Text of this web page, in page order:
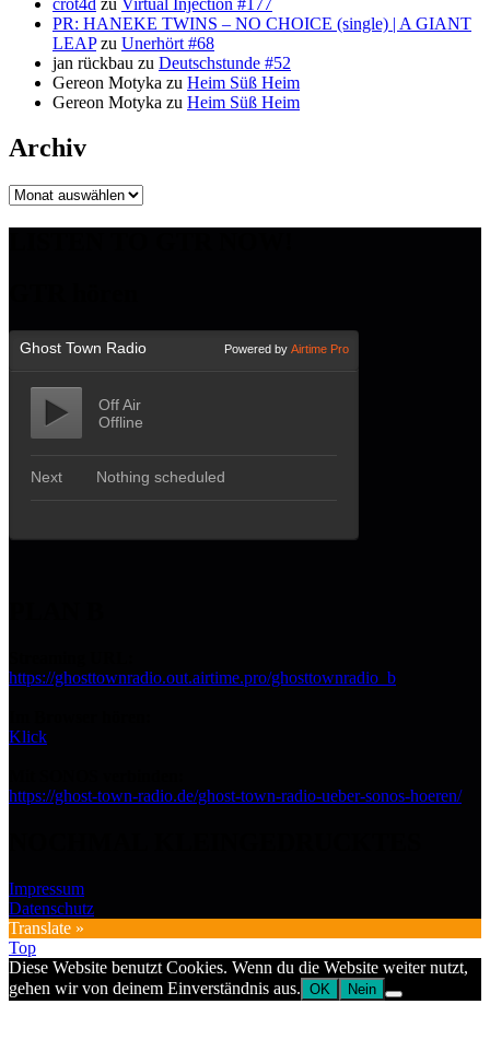
PR: HANEKE TWINS – NO CHOICE (single) | A GIANT
LEAPzu Unerhört #68
jan rückbau zu Deutschstunde #52
Gereon Motyka zu Heim Süß Heim
Gereon Motyka zu Heim Süß Heim
Archiv
Archiv
https://ghosttownradio.out.airtime.pro/ghosttownradio_b
Klick
https://ghost-town-radio.de/ghost-town-radio-ueber-sonos-hoeren/
Impressum
Datenschutz
Translate »
Top
Diese Website benutzt Cookies. Wenn du die Website weiter nutzt,
gehen wir von deinem Einverständnis aus. OK Nein